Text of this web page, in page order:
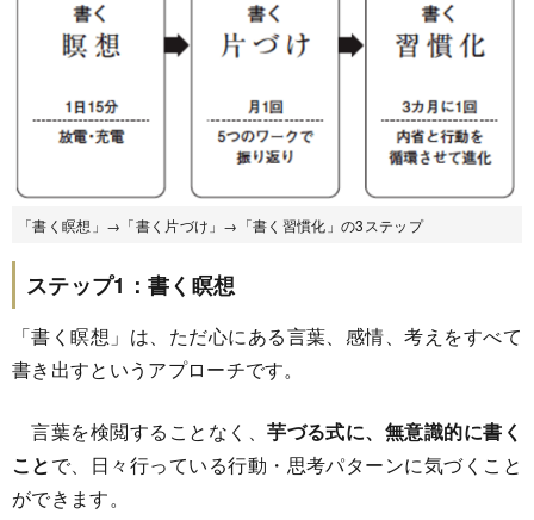
「書く瞑想」→「書く片づけ」→「書く習慣化」の3ステップ
ステップ1：書く瞑想
「書く瞑想」は、ただ心にある言葉、感情、考えをすべて
書き出すというアプローチです。
言葉を検閲することなく、芋づる式に、無意識的に書く
ことで、日々行っている行動・思考パターンに気づくこと
ができます。